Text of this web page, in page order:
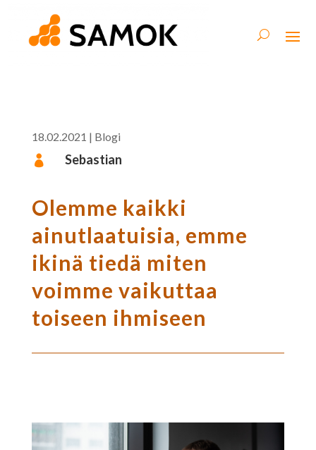
18.02.2021 | Blogi
 Sebastian
Olemme kaikki
ainutlaatuisia, emme
ikinä tiedä miten
voimme vaikuttaa
toiseen ihmiseen